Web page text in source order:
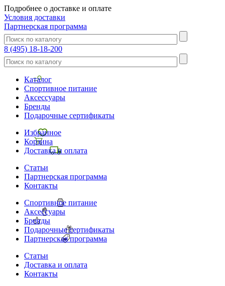
Подробнее о доставке и оплате
Условия доставки
Партнерская программа
8 (495) 18-18-200
Каталог
Спортивное питание
Аксессуары
Бренды
Подарочные сертификаты
Избранное
Корзина
Доставка и оплата
Статьи
Партнерская программа
Контакты
Спортивное питание
Аксессуары
Бренды
Подарочные сертификаты
Партнерская программа
Статьи
Доставка и оплата
Контакты